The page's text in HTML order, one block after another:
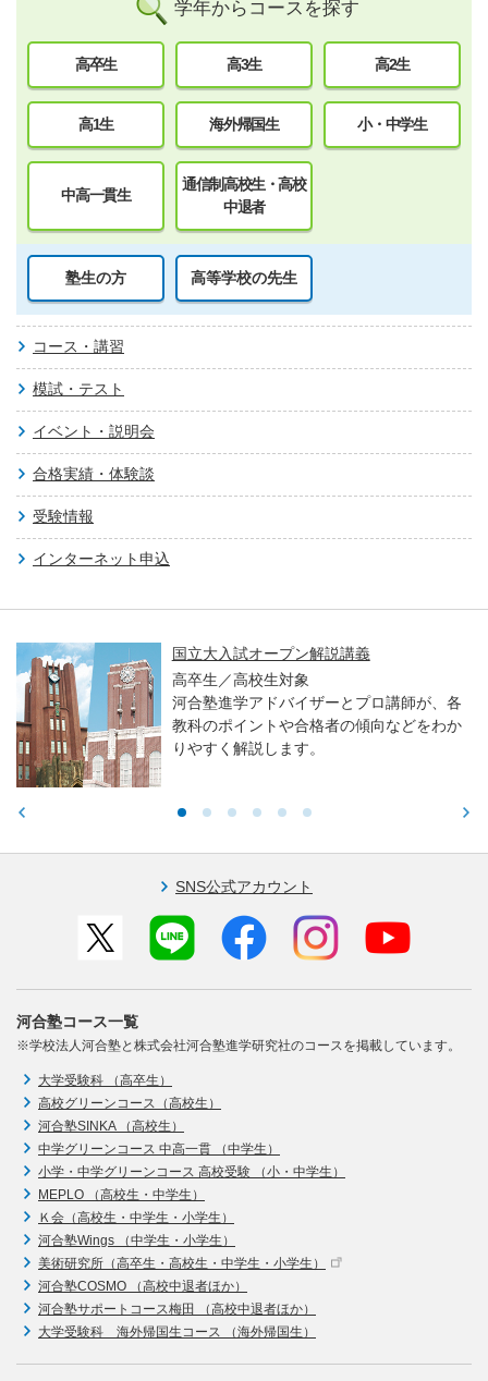
学年からコースを探す
高卒生 高3生 高2生
高1生 海外帰国生 小・中学生
中高一貫生
通信制高校生・高校
中退者
塾生の方 高等学校の先生
コース・講習
模試・テスト
イベント・説明会
合格実績・体験談
受験情報
インターネット申込
国立大入試オープン解説講義
高卒生／高校生対象
河合塾進学アドバイザーとプロ講師が、各
教科のポイントや合格者の傾向などをわか
りやすく解説します。
SNS公式アカウント
河合塾コース一覧
※学校法人河合塾と株式会社河合塾進学研究社のコースを掲載しています。
大学受験科 （高卒生）
高校グリーンコース（高校生）
河合塾SINKA （高校生）
中学グリーンコース 中高一貫 （中学生）
小学・中学グリーンコース 高校受験 （小・中学生）
MEPLO （高校生・中学生）
Ｋ会（高校生・中学生・小学生）
河合塾Wings （中学生・小学生）
美術研究所（高卒生・高校生・中学生・小学生）
河合塾COSMO （高校中退者ほか）
河合塾サポートコース梅田 （高校中退者ほか）
大学受験科 海外帰国生コース （海外帰国生）